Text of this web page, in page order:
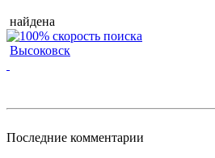
найдена
Высоковск
Последние комментарии